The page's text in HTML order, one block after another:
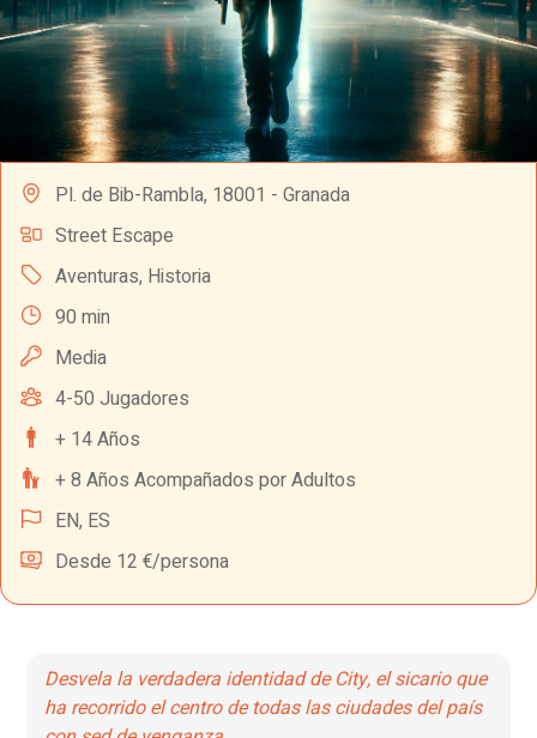
Pl. de Bib-Rambla, 18001 - Granada
Street Escape
Aventuras, Historia
90 min
Media
4-50 Jugadores
+ 14 Años
+ 8 Años Acompañados por Adultos
EN, ES
Desde 12 €/persona
Desvela la verdadera identidad de City, el sicario que
ha recorrido el centro de todas las ciudades del país